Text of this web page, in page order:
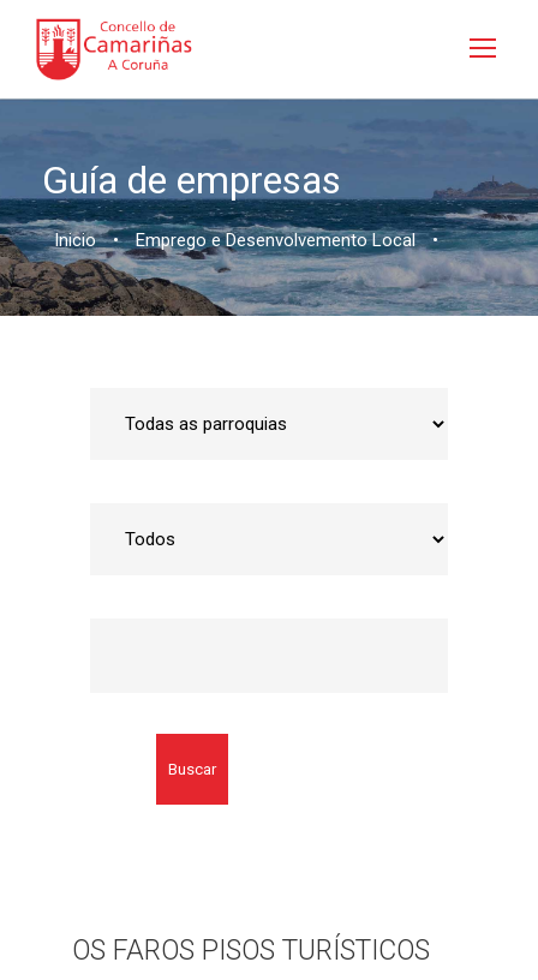
Guía de empresas
Inicio • Emprego e Desenvolvemento Local •
Buscar
OS FAROS PISOS TURÍSTICOS